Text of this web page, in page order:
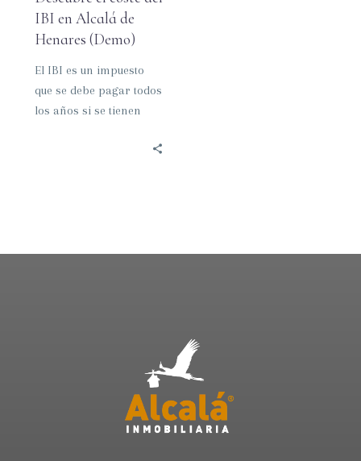
IBI en Alcalá de
Henares (Demo)
El IBI es un impuesto
que se debe pagar todos
los años si se tienen